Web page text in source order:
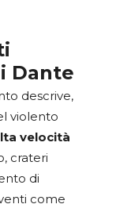
Dante
descrive,
violento
velocità
crateri
di
come